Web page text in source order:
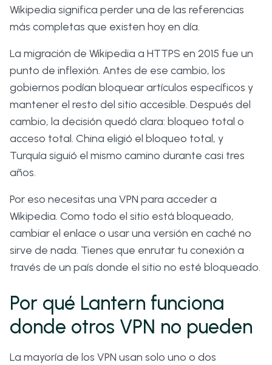
Wikipedia significa perder una de las referencias
más completas que existen hoy en día.
La migración de Wikipedia a HTTPS en 2015 fue un
punto de inflexión. Antes de ese cambio, los
gobiernos podían bloquear artículos específicos y
mantener el resto del sitio accesible. Después del
cambio, la decisión quedó clara: bloqueo total o
acceso total. China eligió el bloqueo total, y
Turquía siguió el mismo camino durante casi tres
años.
Por eso necesitas una VPN para acceder a
Wikipedia. Como todo el sitio está bloqueado,
cambiar el enlace o usar una versión en caché no
sirve de nada. Tienes que enrutar tu conexión a
través de un país donde el sitio no esté bloqueado.
Por qué Lantern funciona
donde otros VPN no pueden
La mayoría de los VPN usan solo uno o dos